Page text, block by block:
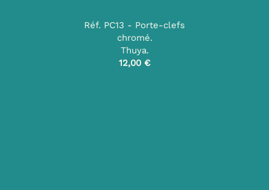
Réf. PC13 - Porte-clefs
chromé.
Thuya.
12,00 €